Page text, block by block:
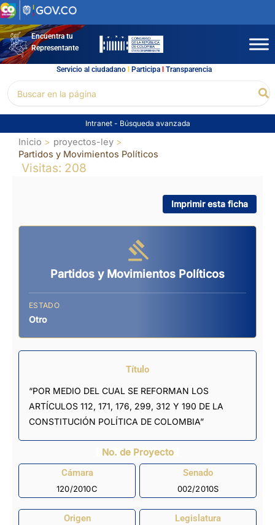
Ir
al
contenidoEncuentra tu
Representante
Servicio al ciudadano l Participal Transparencia
por:
Intranet - Búsqueda avanzada
Inicio
proyectos-ley
Partidos y Movimientos Políticos
Visitas: 208
Imprimir esta ficha
Partidos y Movimientos Políticos
ESTADO
Otro
Título
“POR MEDIO DEL CUAL SE REFORMAN LOS
ARTÍCULOS 112, 171, 176, 299, 312 Y 190 DE LA
CONSTITUCIÓN POLÍTICA DE COLOMBIA”
No. de Proyecto
Cámara
120/2010C
Senado
002/2010S
Origen Legislatura